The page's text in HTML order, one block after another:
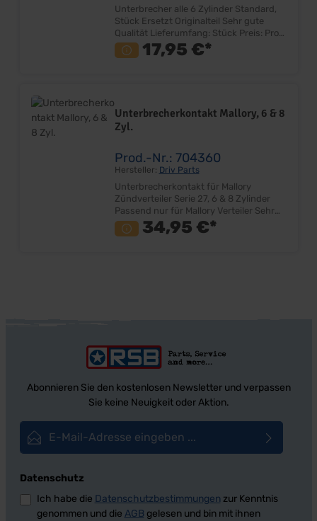
Unterbrecher alle 6 Zylinder Standard,
Stück Ersetzt Originalteil Sehr gute
Qualität Lieferumfang: Stück Preis: Pro
17,95 €*
Unterbrecherkontakt Mallory, 6 & 8
Zyl.
Prod.-Nr.: 704360
Hersteller: Driv Parts
Unterbrecherkontakt für Mallory
Zündverteiler Serie 27, 6 & 8 Zylinder
Passend nur für Mallory Verteiler Sehr
gute Qualität Lieferumfang: Stück Preis:34,95 €*
Abonnieren Sie den kostenlosen Newsletter und verpassen
Sie keine Neuigkeit oder Aktion.
Datenschutz
Ich habe die Datenschutzbestimmungen zur Kenntnis
genommen und die AGB gelesen und bin mit ihnen